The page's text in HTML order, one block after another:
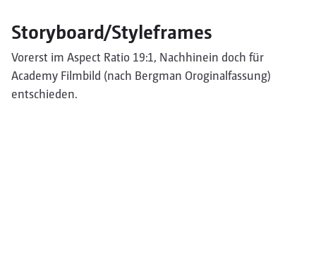
Storyboard/Styleframes
Vorerst im Aspect Ratio 19:1, Nachhinein doch für
Academy Filmbild (nach Bergman Oroginalfassung)
entschieden.